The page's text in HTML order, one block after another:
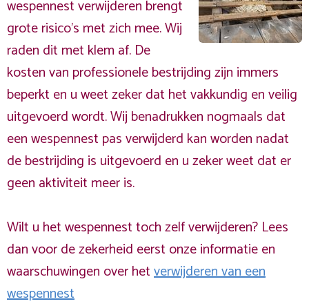
wespennest verwijderen brengt
grote risico’s met zich mee. Wij
raden dit met klem af. De
kosten van professionele bestrijding zijn immers
beperkt en u weet zeker dat het vakkundig en veilig
uitgevoerd wordt. Wij benadrukken nogmaals dat
een wespennest pas verwijderd kan worden nadat
de bestrijding is uitgevoerd en u zeker weet dat er
geen aktiviteit meer is.
Wilt u het wespennest toch zelf verwijderen? Lees
dan voor de zekerheid eerst onze informatie en
waarschuwingen over hetverwijderen van een
wespennest